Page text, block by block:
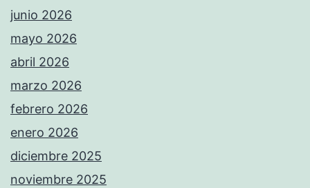
junio 2026
mayo 2026
abril 2026
marzo 2026
febrero 2026
enero 2026
diciembre 2025
noviembre 2025